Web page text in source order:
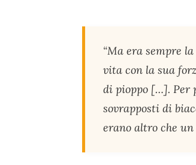
“Ma era sempre
vita con la sua
di pioppo […]. Per
sovrapposti di
erano altro che